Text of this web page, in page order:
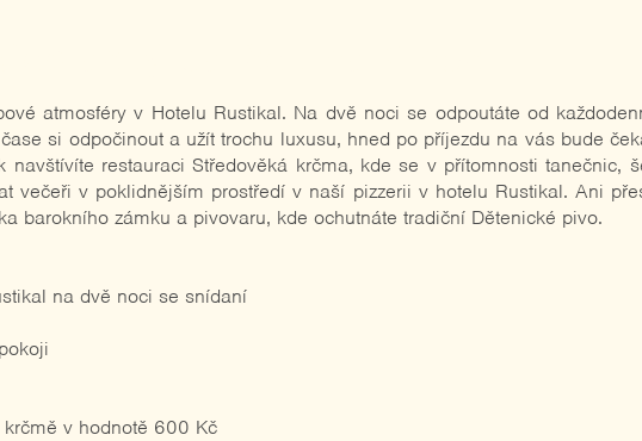
atmosféry v Hotelu Rustikal. Na dvě noci se odpoutáte od
si odpočinout a užít trochu luxusu, hned po příjezdu na vás bude
navštívíte restauraci Středověká krčma, kde se v přítomnosti tanečnic,
večeři v poklidnějším prostředí v naší pizzerii v hotelu Rustikal. Ani
barokního zámku a pivovaru, kde ochutnáte tradiční Dětenické pivo.
na dvě noci se snídaní
v hodnotě 600 Kč